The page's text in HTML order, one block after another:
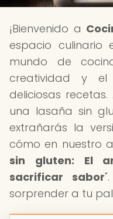
¡Bienvenido a
espacio culinario
mundo de
creatividad y
deliciosas
una lasaña sin
extrañarás la
cómo en nuestro
sin gluten: El
sacrificar sabor
sorprender a tu